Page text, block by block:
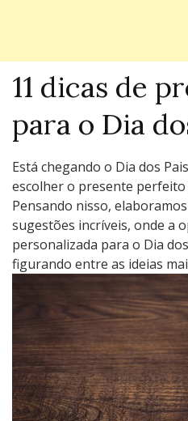
11 dicas de
para o Dia
Está chegando o Dia dos
escolher o presente perfeito
Pensando nisso,
sugestões incríveis, onde a
personalizada para o Dia
figurando entre as ideias